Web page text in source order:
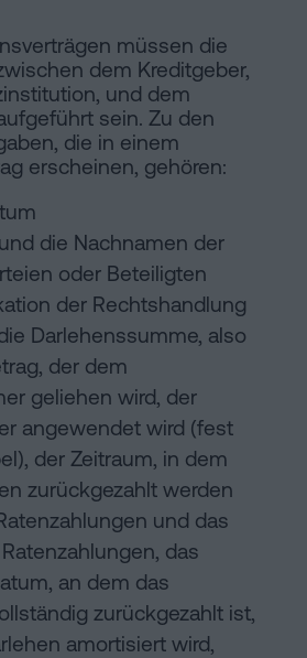
müssen die
dem Kreditgeber,
und dem
sein. Zu den
die in einem
erscheinen, gehören:
die Nachnamen der
oder Beteiligten
der Rechtshandlung
Darlehenssumme, also
der dem
geliehen wird, der
angewendet wird (fest
der Zeitraum, in dem
zurückgezahlt werden
und das
das
an dem das
zurückgezahlt ist,
amortisiert wird,